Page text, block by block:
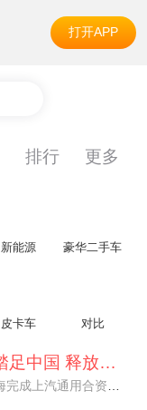
打开APP
排行 更多
新能源 豪华二手车
皮卡车 对比
通用CEO缺席签约 3年未踏足中国 释放反常信号